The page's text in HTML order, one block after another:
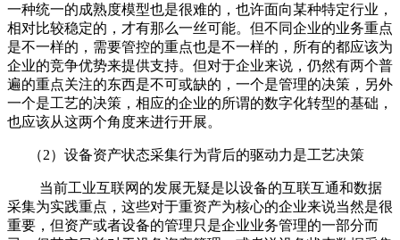
一种统一的成熟度模型也是很难的，也许面向某种特定行业，
相对比较稳定的，才有那么一丝可能。但不同企业的业务重点
是不一样的，需要管控的重点也是不一样的，所有的都应该为
企业的竞争优势来提供支持。但对于企业来说，仍然有两个普
遍的重点关注的东西是不可或缺的，一个是管理的决策，另外
一个是工艺的决策，相应的企业的所谓的数字化转型的基础，
也应该从这两个角度来进行开展。
（2）设备资产状态采集行为背后的驱动力是工艺决策
当前工业互联网的发展无疑是以设备的互联互通和数据
采集为实践重点，这些对于重资产为核心的企业来说当然是很
重要，但资产或者设备的管理只是企业业务管理的一部分而